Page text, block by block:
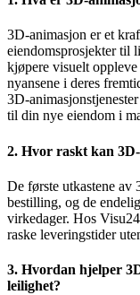
3D-animasjon er et
eiendomsprosjekter til
kjøpere visuelt
nyansene i deres
3D-
til din nye eiendom i
2. Hvor raskt kan
De første utkastene av
bestilling, og de
virkedager. Hos
raske leveringstider
3. Hvordan hjelper
leilighet?